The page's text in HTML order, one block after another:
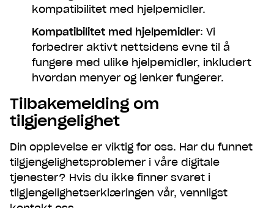
kompatibilitet med hjelpemidler.
Kompatibilitet med hjelpemidler: Vi
forbedrer aktivt nettsidens evne til å
fungere med ulike hjelpemidler, inkludert
hvordan menyer og lenker fungerer.
Tilbakemelding om
tilgjengelighet
Din opplevelse er viktig for oss. Har du funnet
tilgjengelighetsproblemer i våre digitale
tjenester? Hvis du ikke finner svaret i
tilgjengelighetserklæringen vår, vennligst